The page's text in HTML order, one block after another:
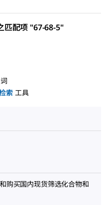
匹配项 "67-68-5"
索 工具
购买国内现货筛选化合物和